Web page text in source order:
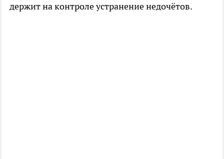
держит на контроле устранение недочётов.